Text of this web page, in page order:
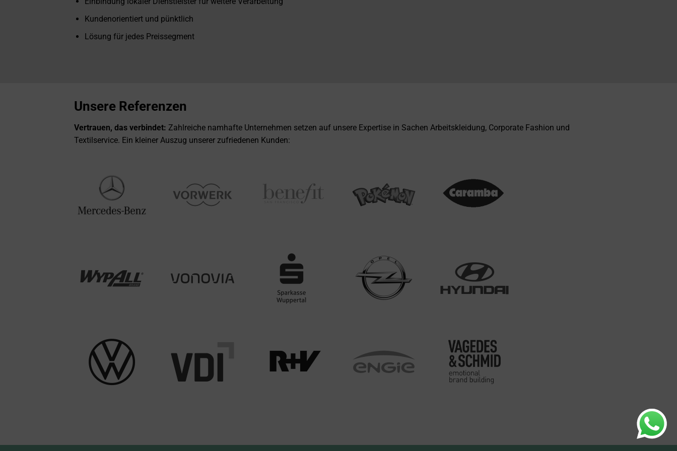
Kundenorientiert und pünktlich
Lösung für jedes Preissegment
Unsere Referenzen
Vertrauen, das verbindet: Zahlreiche namhafte Unternehmen setzen auf unsere Expertise in Sachen Arbeitskleidung, Corporate Fashion und
Textilservice. Ein kleiner Auszug unserer zufriedenen Kunden: